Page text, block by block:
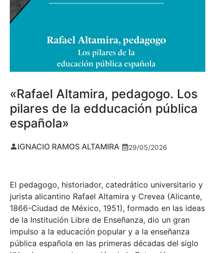
«Rafael Altamira, pedagogo. Los
pilares de la edducación pública
española»
IGNACIO RAMOS ALTAMIRA 29/05/2026
El pedagogo, historiador, catedrático universitario y
jurista alicantino Rafael Altamira y Crevea (Alicante,
1866-Ciudad de México, 1951), formado en las ideas
de la Institución Libre de Enseñanza, dio un gran
impulso a la educación popular y a la enseñanza
pública española en las primeras décadas del siglo